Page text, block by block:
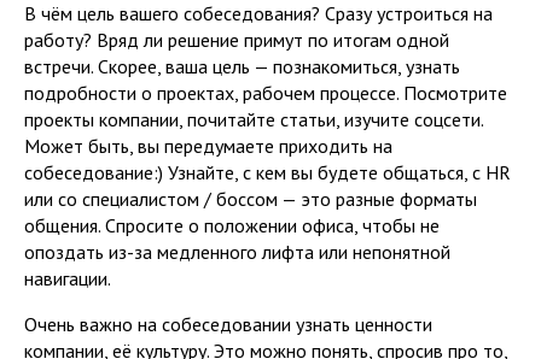
В чём цель вашего собеседования? Сразу устроиться на
работу? Вряд ли решение примут по итогам одной
встречи. Скорее, ваша цель — познакомиться, узнать
подробности о проектах, рабочем процессе. Посмотрите
проекты компании, почитайте статьи, изучите соцсети.
Может быть, вы передумаете приходить на
собеседование:) Узнайте, с кем вы будете общаться, с HR
или со специалистом / боссом — это разные форматы
общения. Спросите о положении офиса, чтобы не
опоздать из-за медленного лифта или непонятной
навигации.
Очень важно на собеседовании узнать ценности
компании, её культуру. Это можно понять, спросив про то,